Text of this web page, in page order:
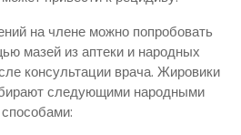
на члене можно попробовать
мазей из аптеки и народных
консультации врача. Жировики
следующими народными
способами: